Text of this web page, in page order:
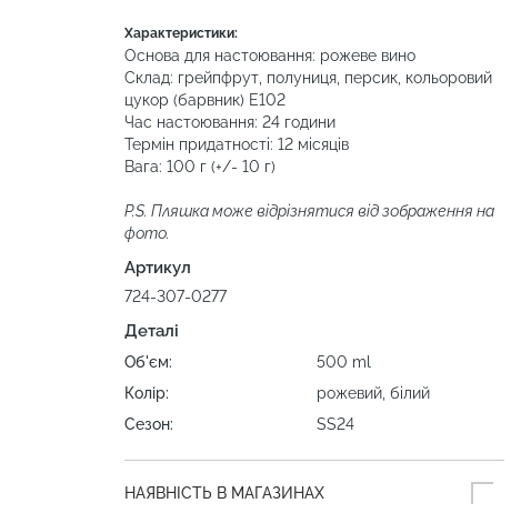
Характеристики:
Основа для настоювання: рожеве вино
Склад: грейпфрут, полуниця, персик, кольоровий
цукор (барвник) Е102
Час настоювання: 24 години
Термін придатності: 12 місяців
Вага: 100 г (+/- 10 г)
P.S. Пляшка може відрізнятися від зображення на
фото.
Артикул
724-307-0277
Деталі
Об'єм:
500 ml
Колір:
рожевий, білий
Сезон:
SS24
НАЯВНІСТЬ В МАГАЗИНАХ